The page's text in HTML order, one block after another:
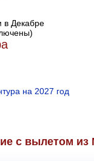
в Декабре
на 2027 год
с вылетом